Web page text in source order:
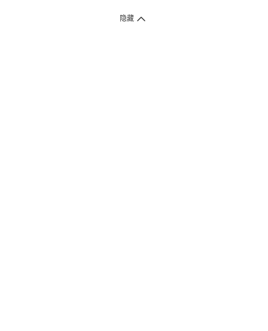
1. 送货到府（受卫生署条例规管产品除外 ）
隐藏